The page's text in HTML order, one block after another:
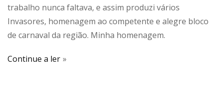
trabalho nunca faltava, e assim produzi vários
Invasores, homenagem ao competente e alegre bloco
de carnaval da região. Minha homenagem.
Continue a ler